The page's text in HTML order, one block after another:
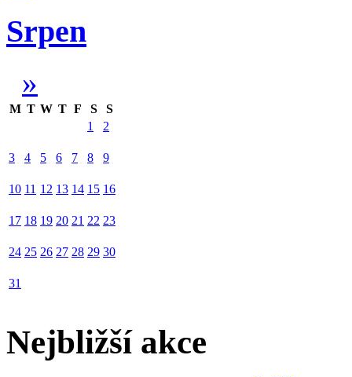
Srpen
»
M T W T F S
S
1
2
3 4 5 6 7 8 9
10 11 12 13 14 15 16
17 18 19 20 21 22 23
24 25 26 27 28 29 30
31
Nejbližší akce